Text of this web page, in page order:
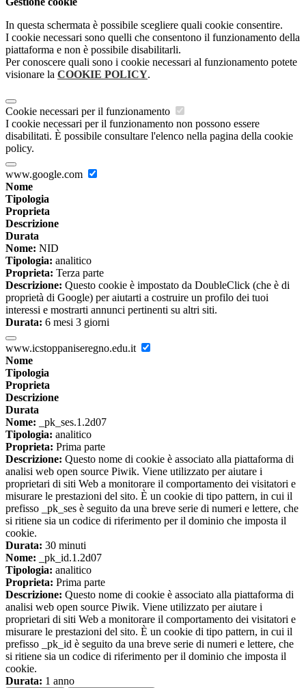
In questa schermata è possibile scegliere quali cookie consentire.
I cookie necessari sono quelli che consentono il funzionamento della
piattaforma e non è possibile disabilitarli.
Per conoscere quali sono i cookie necessari al funzionamento potete
visionare la COOKIE POLICY.
Cookie necessari per il funzionamento
I cookie necessari per il funzionamento non possono essere
disabilitati. È possibile consultare l'elenco nella pagina della cookie
policy.
www.google.com
Nome
Tipologia
Proprieta
Descrizione
Durata
Nome: NID
Tipologia: analitico
Proprieta: Terza parte
Descrizione: Questo cookie è impostato da DoubleClick (che è di
proprietà di Google) per aiutarti a costruire un profilo dei tuoi
interessi e mostrarti annunci pertinenti su altri siti.
Durata: 6 mesi 3 giorni
www.icstoppaniseregno.edu.it
Nome
Tipologia
Proprieta
Descrizione
Durata
Nome: _pk_ses.1.2d07
Tipologia: analitico
Proprieta: Prima parte
Descrizione: Questo nome di cookie è associato alla piattaforma di
analisi web open source Piwik. Viene utilizzato per aiutare i
proprietari di siti Web a monitorare il comportamento dei visitatori e
misurare le prestazioni del sito. È un cookie di tipo pattern, in cui il
prefisso _pk_ses è seguito da una breve serie di numeri e lettere, che
si ritiene sia un codice di riferimento per il dominio che imposta il
cookie.
Durata: 30 minuti
Nome: _pk_id.1.2d07
Tipologia: analitico
Proprieta: Prima parte
Descrizione: Questo nome di cookie è associato alla piattaforma di
analisi web open source Piwik. Viene utilizzato per aiutare i
proprietari di siti Web a monitorare il comportamento dei visitatori e
misurare le prestazioni del sito. È un cookie di tipo pattern, in cui il
prefisso _pk_id è seguito da una breve serie di numeri e lettere, che
si ritiene sia un codice di riferimento per il dominio che imposta il
cookie.
Durata: 1 anno